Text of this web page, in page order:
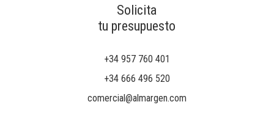
Solicita
tu presupuesto
+34 957 760 401
+34 666 496 520
comercial@almargen.com